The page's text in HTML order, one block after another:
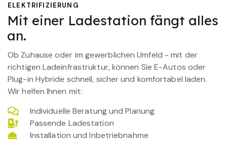
ELEKTRIFIZIERUNG
Mit einer Ladestation fängt alles
an.
Ob Zuhause oder im gewerblichen Umfeld - mit der
richtigen Ladeinfrastruktur, können Sie E-Autos oder
Plug-in Hybride schnell, sicher und komfortabel laden.
Wir helfen Ihnen mit:
Individuelle Beratung und Planung
Passende Ladestation
Installation und Inbetriebnahme